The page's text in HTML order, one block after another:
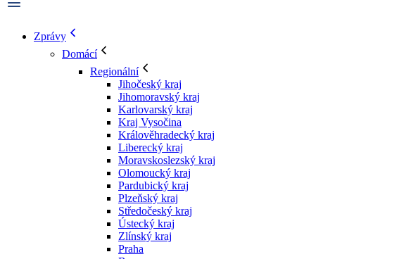
Zprávy
Domácí
Regionální
Jihočeský kraj
Jihomoravský kraj
Karlovarský kraj
Kraj Vysočina
Králověhradecký kraj
Liberecký kraj
Moravskoslezský kraj
Olomoucký kraj
Pardubický kraj
Plzeňský kraj
Středočeský kraj
Ústecký kraj
Zlínský kraj
Praha